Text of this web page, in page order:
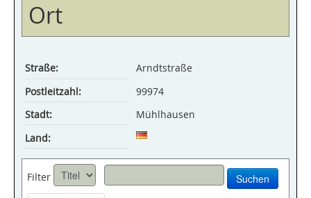
Ort
Straße:
Arndtstraße
Postleitzahl:
99974
Stadt:
Mühlhausen
Land:
Filter
Suchen